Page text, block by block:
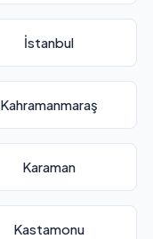
İstanbul
Kahramanmaraş
Karaman
Kastamonu